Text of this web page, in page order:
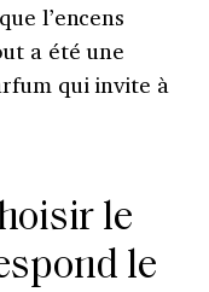
l’encens
a été une
qui invite à
le
le